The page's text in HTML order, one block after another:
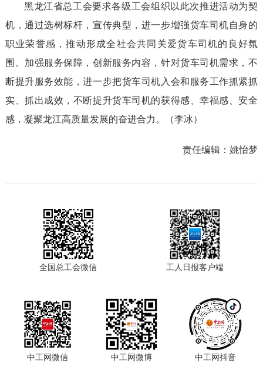
黑龙江省总工会要求各级工会组织以此次推进活动为契
机，通过选树标杆，宣传典型，进一步增强货车司机自身的
职业荣誉感，推动形成全社会共同关爱货车司机的良好氛
围。加强服务保障，创新服务内容，针对货车司机需求，不
断提升服务效能，进一步把货车司机入会和服务工作抓紧抓
实、抓出成效，不断提升货车司机的获得感、幸福感、安全
感，凝聚龙江高质量发展的奋进合力。（李冰）
责任编辑：姚怡梦
全国总工会微信 工人日报客户端
中工网微信 中工网微博 中工网抖音